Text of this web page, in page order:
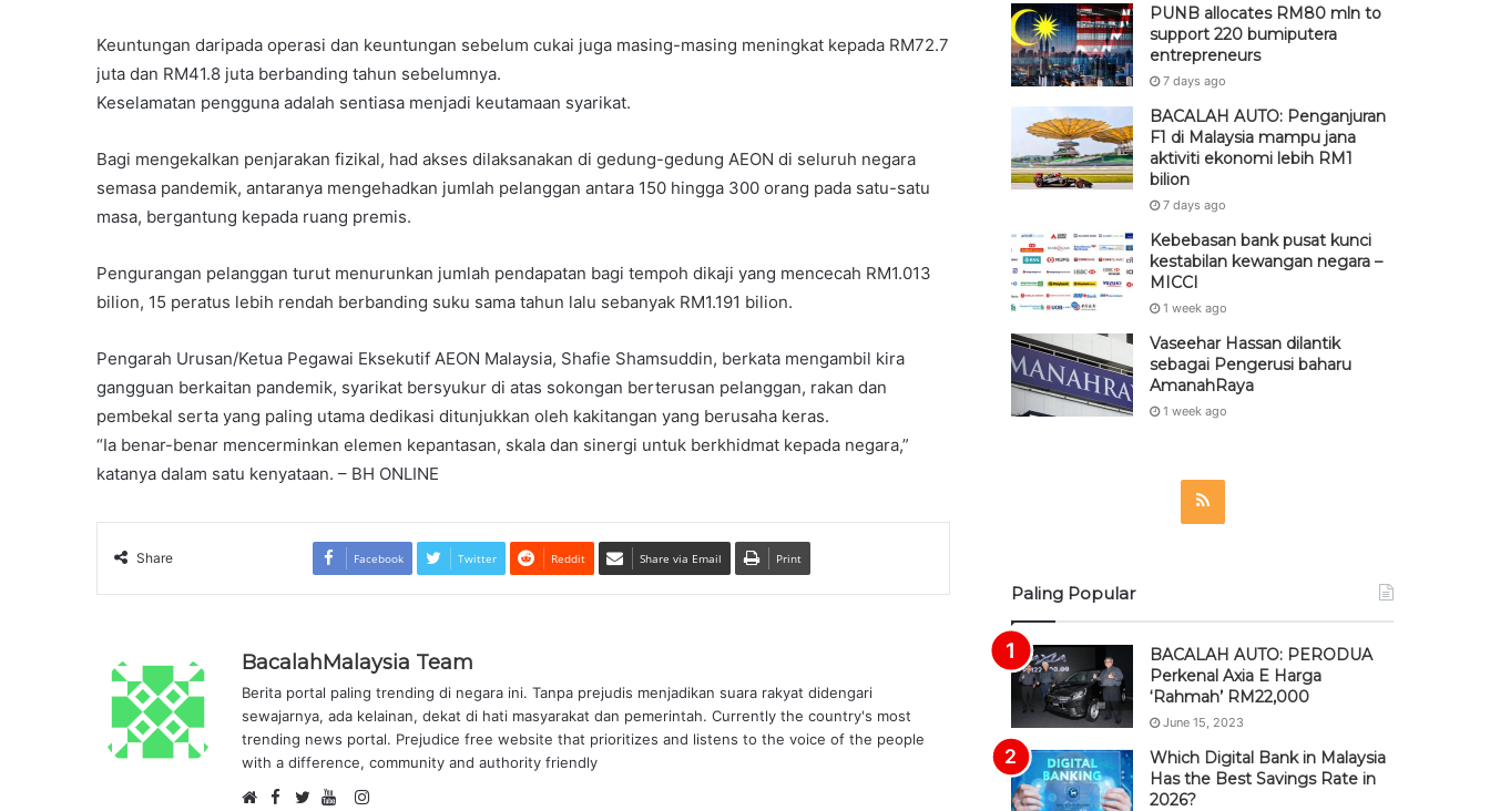
Keuntungan daripada operasi dan keuntungan sebelum cukai juga masing-masing meningkat kepada RM72.7
juta dan RM41.8 juta berbanding tahun sebelumnya.
Keselamatan pengguna adalah sentiasa menjadi keutamaan syarikat.
Bagi mengekalkan penjarakan fizikal, had akses dilaksanakan di gedung-gedung AEON di seluruh negara
semasa pandemik, antaranya mengehadkan jumlah pelanggan antara 150 hingga 300 orang pada satu-satu
masa, bergantung kepada ruang premis.
Pengurangan pelanggan turut menurunkan jumlah pendapatan bagi tempoh dikaji yang mencecah RM1.013
bilion, 15 peratus lebih rendah berbanding suku sama tahun lalu sebanyak RM1.191 bilion.
Pengarah Urusan/Ketua Pegawai Eksekutif AEON Malaysia, Shafie Shamsuddin, berkata mengambil kira
gangguan berkaitan pandemik, syarikat bersyukur di atas sokongan berterusan pelanggan, rakan dan
pembekal serta yang paling utama dedikasi ditunjukkan oleh kakitangan yang berusaha keras.
“Ia benar-benar mencerminkan elemen kepantasan, skala dan sinergi untuk berkhidmat kepada negara,”
katanya dalam satu kenyataan. – BH ONLINE
Share Facebook Twitter Reddit Share via Email Print
BacalahMalaysia Team
Berita portal paling trending di negara ini. Tanpa prejudis menjadikan suara rakyat didengari
sewajarnya, ada kelainan, dekat di hati masyarakat dan pemerintah. Currently the country's most
trending news portal. Prejudice free website that prioritizes and listens to the voice of the people
with a difference, community and authority friendly
F
I
PUNB allocates RM80 mln to
support 220 bumiputera
entrepreneurs
7 days ago
BACALAH AUTO: Penganjuran
F1 di Malaysia mampu jana
aktiviti ekonomi lebih RM1
bilion
7 days ago
Kebebasan bank pusat kunci
kestabilan kewangan negara –
MICCI
1 week ago
Vaseehar Hassan dilantik
sebagai Pengerusi baharu
AmanahRaya
1 week ago
R
Paling Popular
BACALAH AUTO: PERODUA
Perkenal Axia E Harga
‘Rahmah’ RM22,000
June 15, 2023
Which Digital Bank in Malaysia
Has the Best Savings Rate in
2026?